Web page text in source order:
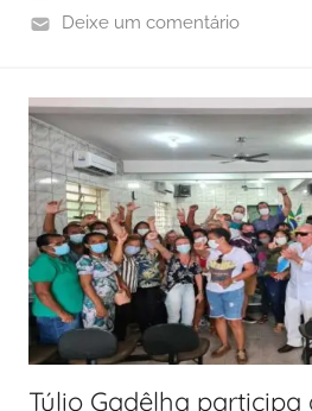
Deixe um comentário
Túlio Gadêlha participa